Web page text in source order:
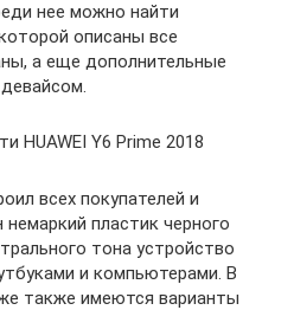
нее можно найти
описаны все
а еще дополнительные
HUAWEI Y6 Prime 2018
всех покупателей и
пластик черного
тона устройство
и компьютерами. В
также имеются варианты